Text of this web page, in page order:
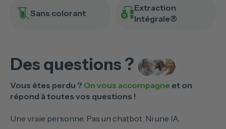
Sans colorant
Extraction
Intégrale®
Des questions ?
Vous êtes perdu ? On vous accompagne et on
répond à toutes vos questions !
Une vraie personne. Pas un chatbot. Ni une IA.